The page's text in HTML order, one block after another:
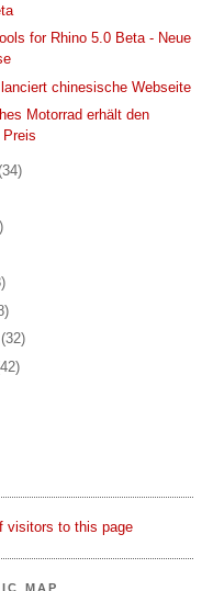
for Rhino 5.0 Beta - Neue
chinesische Webseite
Motorrad erhält den
Preis
(32)
MAP